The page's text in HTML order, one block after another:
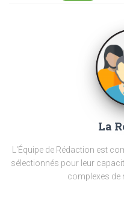
La
L'Équipe de Rédaction est
sélectionnés pour leur
complexes de